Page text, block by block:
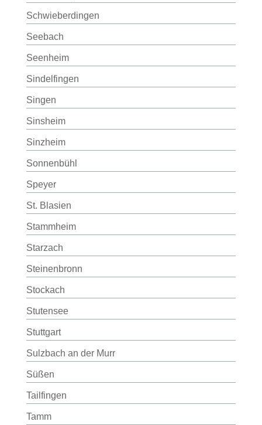
Schwieberdingen
Seebach
Seenheim
Sindelfingen
Singen
Sinsheim
Sinzheim
Sonnenbühl
Speyer
St. Blasien
Stammheim
Starzach
Steinenbronn
Stockach
Stutensee
Stuttgart
Sulzbach an der Murr
Süßen
Tailfingen
Tamm